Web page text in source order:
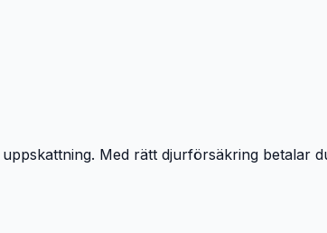
Med rätt djurförsäkring betalar